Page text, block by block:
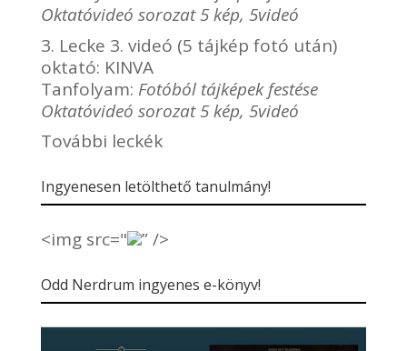
Oktatóvideó sorozat 5 kép, 5videó
3. Lecke 3. videó (5 tájkép fotó után)
oktató: KINVA
Tanfolyam: Fotóból tájképek festése
Oktatóvideó sorozat 5 kép, 5videó
További leckék
Ingyenesen letölthető tanulmány!
<img src=" ” />
Odd Nerdrum ingyenes e-könyv!